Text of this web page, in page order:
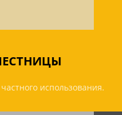
использования.